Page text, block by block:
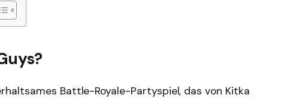
Battle-Royale-Partyspiel, das von Kitka